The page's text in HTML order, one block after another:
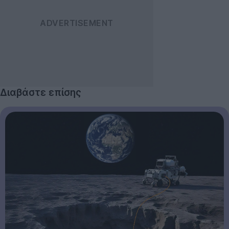
Διαβάστε επίσης